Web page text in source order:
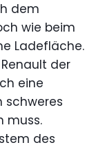
dem
wie beim
Ladefläche.
der
eine
schweres
muss.
des